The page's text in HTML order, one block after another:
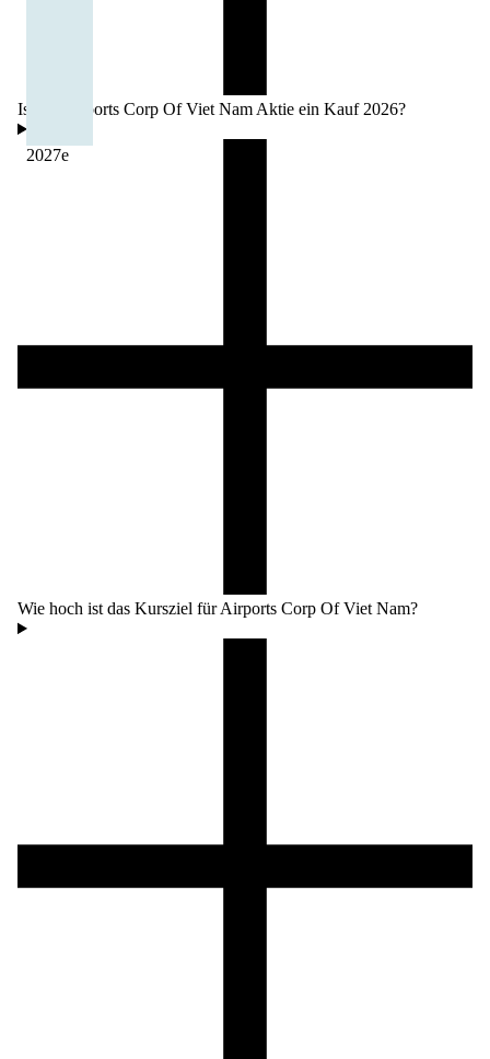
2027e
Ist die Airports Corp Of Viet Nam Aktie ein Kauf 2026?
Wie hoch ist das Kursziel für Airports Corp Of Viet Nam?